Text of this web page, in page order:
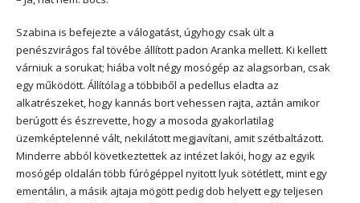
Szabina is befejezte a válogatást, úgyhogy csak ült a
penészvirágos fal tövébe állított padon Aranka mellett. Ki kellett
várniuk a sorukat; hiába volt négy mosógép az alagsorban, csak
egy működött. Állítólag a többiből a pedellus eladta az
alkatrészeket, hogy kannás bort vehessen rajta, aztán amikor
berúgott és észrevette, hogy a mosoda gyakorlatilag
üzemképtelenné vált, nekilátott megjavítani, amit szétbaltázott.
Minderre abból következtettek az intézet lakói, hogy az egyik
mosógép oldalán több fúrógéppel nyitott lyuk sötétlett, mint egy
ementálin, a másik ajtaja mögött pedig dob helyett egy teljesen